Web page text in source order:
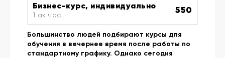
Бизнес-курс, индивидуально
1 ак.час 550
Большинство людей подбирают курсы для
обучения в вечернее время после работы по
стандартному графику. Однако сегодня